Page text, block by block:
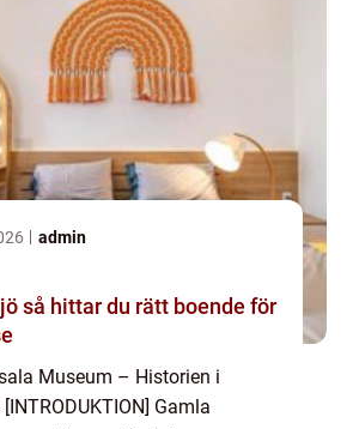
admin
för
Museum – Historien i
Gamla